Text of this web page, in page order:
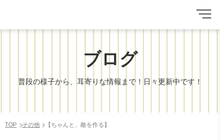
ブログ
普段の様子から、耳寄りな情報まで！日々更新中です！
TOP その他 【ちゃんと、敵を作る】